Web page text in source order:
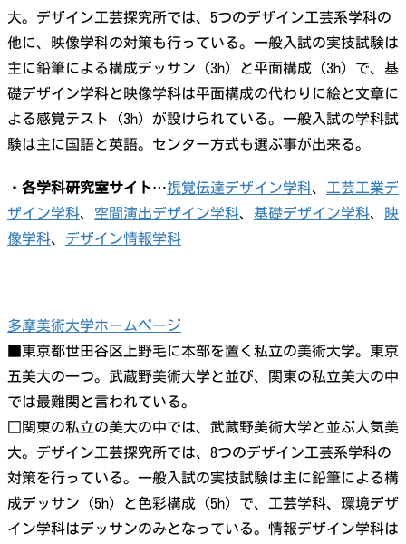
大。デザイン工芸探究所では、5つのデザイン工芸系学科の
他に、映像学科の対策も行っている。一般入試の実技試験は
主に鉛筆による構成デッサン（3h）と平面構成（3h）で、基
礎デザイン学科と映像学科は平面構成の代わりに絵と文章に
よる感覚テスト（3h）が設けられている。一般入試の学科試
験は主に国語と英語。センター方式も選ぶ事が出来る。
・ 各学科研究室サイト…視覚伝達デザイン学科、 工芸工業デ
ザイン学科、 空間演出デザイン学科、 基礎デザイン学科、
映
像学科、 デザイン情報学科
多摩美術大学ホームページ
■東京都世田谷区上野毛に本部を置く私立の美術大学。東京
五美大の一つ。武蔵野美術大学と並び、関東の私立美大の中
では最難関と言われている。
□関東の私立の美大の中では、武蔵野美術大学と並ぶ人気美
大。デザイン工芸探究所では、8つのデザイン工芸系学科の
対策を行っている。一般入試の実技試験は主に鉛筆による構
成デッサン（5h）と色彩構成（5h）で、工芸学科、環境デザ
イン学科はデッサンのみとなっている。情報デザイン学科は